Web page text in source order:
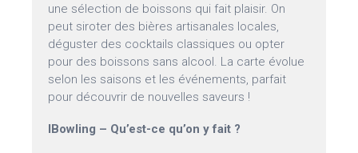
une sélection de boissons qui fait plaisir. On
peut siroter des bières artisanales locales,
déguster des cocktails classiques ou opter
pour des boissons sans alcool. La carte évolue
selon les saisons et les événements, parfait
pour découvrir de nouvelles saveurs !
IBowling – Qu’est-ce qu’on y fait ?